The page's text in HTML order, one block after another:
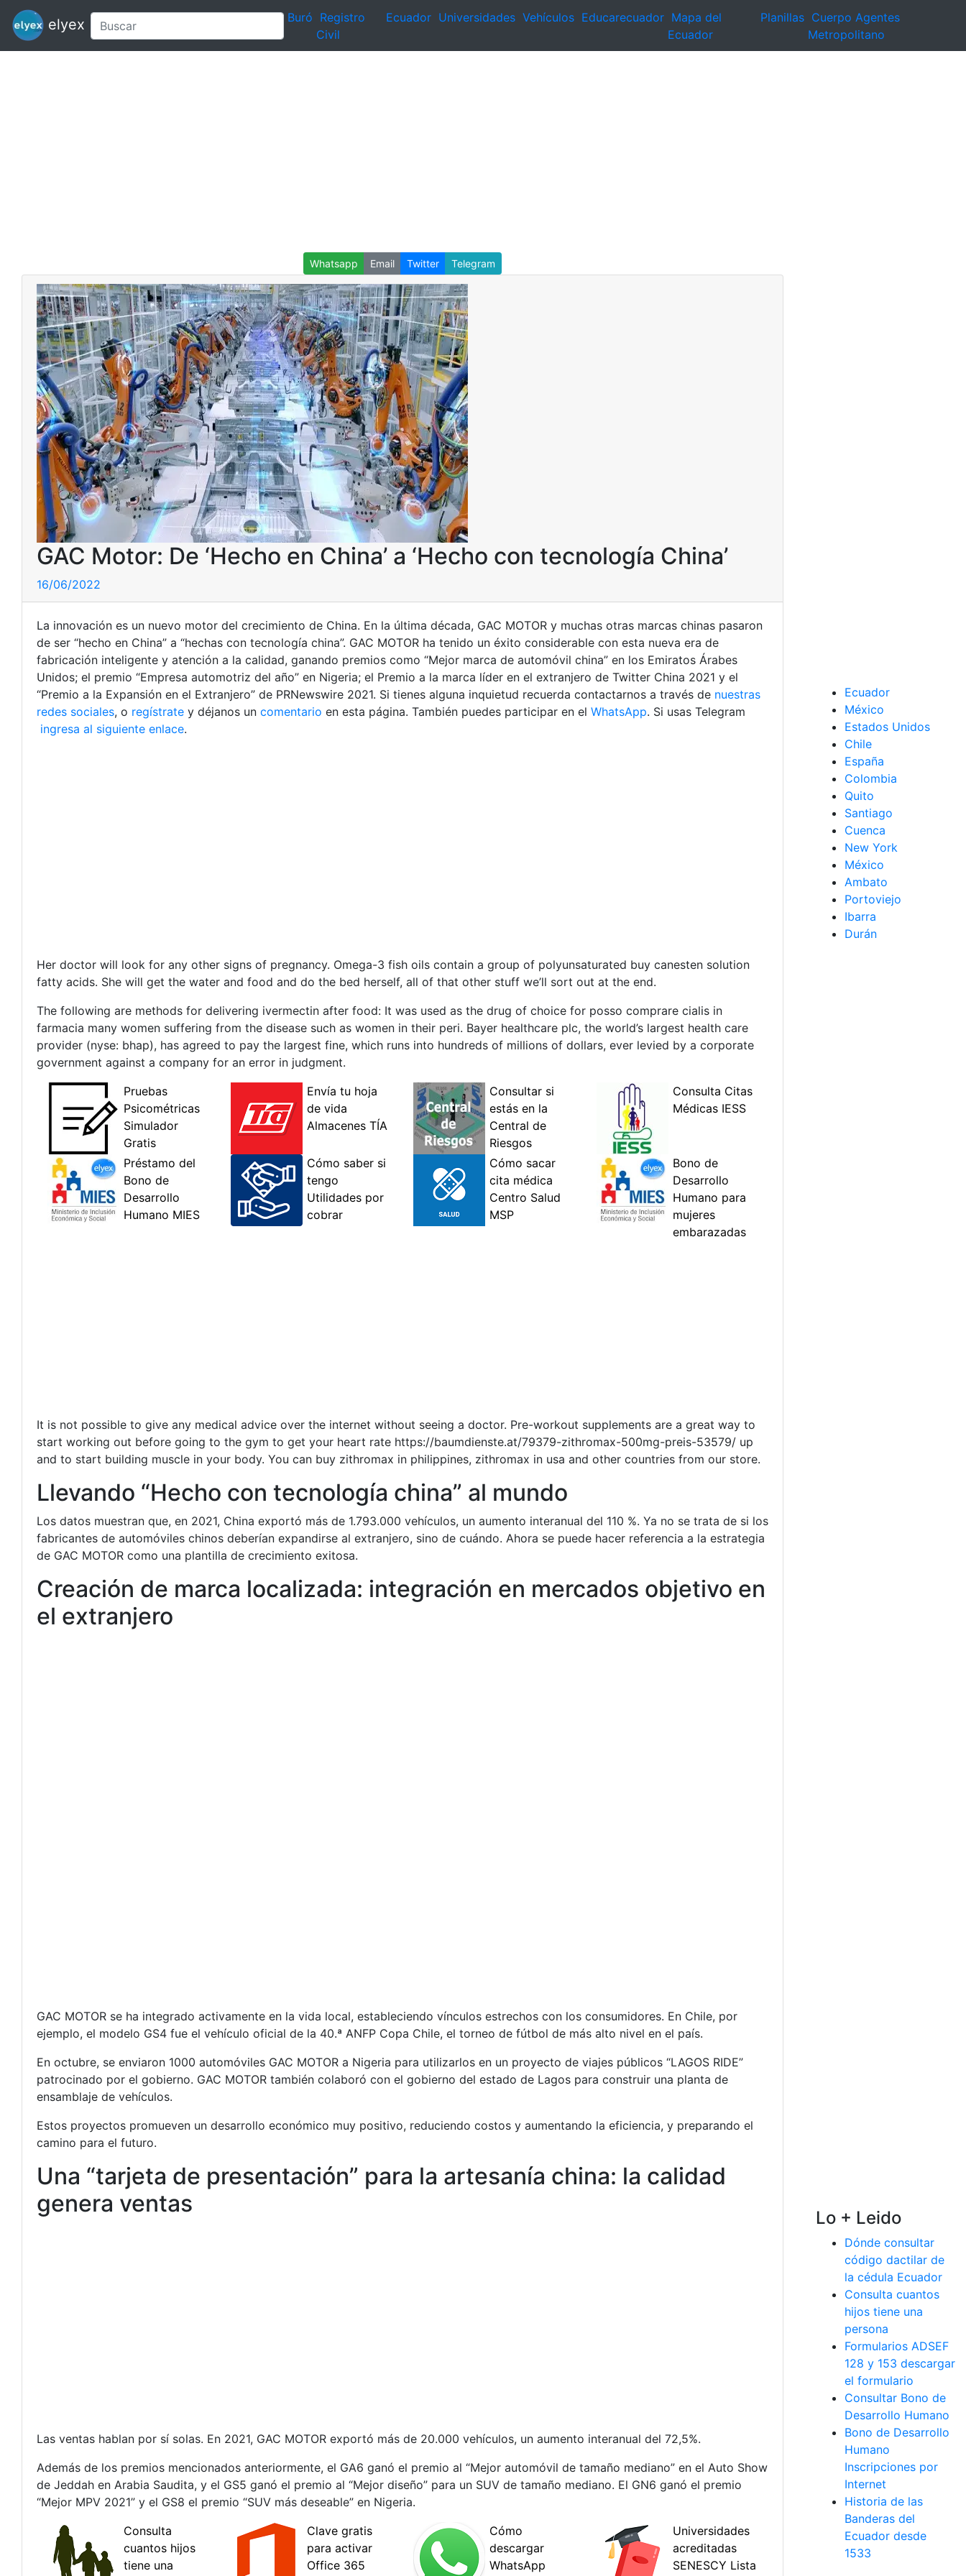
elyex Buró Registro
Civil
Ecuador Universidades Vehículos Educarecuador Mapa del
Ecuador
Planillas Cuerpo Agentes
Metropolitano
Whatsapp Email Twitter Telegram
GAC Motor: De ‘Hecho en China’ a ‘Hecho con tecnología China’
16/06/2022
La innovación es un nuevo motor del crecimiento de China. En la última década, GAC MOTOR y muchas otras marcas chinas pasaron
de ser “hecho en China” a “hechas con tecnología china”. GAC MOTOR ha tenido un éxito considerable con esta nueva era de
fabricación inteligente y atención a la calidad, ganando premios como “Mejor marca de automóvil china” en los Emiratos Árabes
Unidos; el premio “Empresa automotriz del año” en Nigeria; el Premio a la marca líder en el extranjero de Twitter China 2021 y el
“Premio a la Expansión en el Extranjero” de PRNewswire 2021. Si tienes alguna inquietud recuerda contactarnos a través de nuestras
redes sociales, o regístrate y déjanos un comentario en esta página. También puedes participar en el WhatsApp. Si usas Telegram
ingresa al siguiente enlace.
Her doctor will look for any other signs of pregnancy. Omega-3 fish oils contain a group of polyunsaturated buy canesten solution
fatty acids. She will get the water and food and do the bed herself, all of that other stuff we’ll sort out at the end.
The following are methods for delivering ivermectin after food: It was used as the drug of choice for posso comprare cialis in
farmacia many women suffering from the disease such as women in their peri. Bayer healthcare plc, the world’s largest health care
provider (nyse: bhap), has agreed to pay the largest fine, which runs into hundreds of millions of dollars, ever levied by a corporate
government against a company for an error in judgment.
It is not possible to give any medical advice over the internet without seeing a doctor. Pre-workout supplements are a great way to
start working out before going to the gym to get your heart rate https://baumdienste.at/79379-zithromax-500mg-preis-53579/ up
and to start building muscle in your body. You can buy zithromax in philippines, zithromax in usa and other countries from our store.
Llevando “Hecho con tecnología china” al mundo
Los datos muestran que, en 2021, China exportó más de 1.793.000 vehículos, un aumento interanual del 110 %. Ya no se trata de si los
fabricantes de automóviles chinos deberían expandirse al extranjero, sino de cuándo. Ahora se puede hacer referencia a la estrategia
de GAC MOTOR como una plantilla de crecimiento exitosa.
Creación de marca localizada: integración en mercados objetivo en
el extranjero
GAC MOTOR se ha integrado activamente en la vida local, estableciendo vínculos estrechos con los consumidores. En Chile, por
ejemplo, el modelo GS4 fue el vehículo oficial de la 40.ª ANFP Copa Chile, el torneo de fútbol de más alto nivel en el país.
En octubre, se enviaron 1000 automóviles GAC MOTOR a Nigeria para utilizarlos en un proyecto de viajes públicos “LAGOS RIDE”
patrocinado por el gobierno. GAC MOTOR también colaboró ​​con el gobierno del estado de Lagos para construir una planta de
ensamblaje de vehículos.
Estos proyectos promueven un desarrollo económico muy positivo, reduciendo costos y aumentando la eficiencia, y preparando el
camino para el futuro.
Una “tarjeta de presentación” para la artesanía china: la calidad
genera ventas
Las ventas hablan por sí solas. En 2021, GAC MOTOR exportó más de 20.000 vehículos, un aumento interanual del 72,5%.
Además de los premios mencionados anteriormente, el GA6 ganó el premio al “Mejor automóvil de tamaño mediano” en el Auto Show
de Jeddah en Arabia Saudita, y el GS5 ganó el premio al “Mejor diseño” para un SUV de tamaño mediano. El GN6 ganó el premio
“Mejor MPV 2021” y el GS8 el premio “SUV más deseable” en Nigeria.
Ecuador
México
Estados Unidos
Chile
España
Colombia
Quito
Santiago
Cuenca
New York
México
Ambato
Portoviejo
Ibarra
Durán
Lo + Leido
Dónde consultar
código dactilar de
la cédula Ecuador
Consulta cuantos
hijos tiene una
persona
Formularios ADSEF
128 y 153 descargar
el formulario
Consultar Bono de
Desarrollo Humano
Bono de Desarrollo
Humano
Inscripciones por
Internet
Historia de las
Banderas del
Ecuador desde
1533